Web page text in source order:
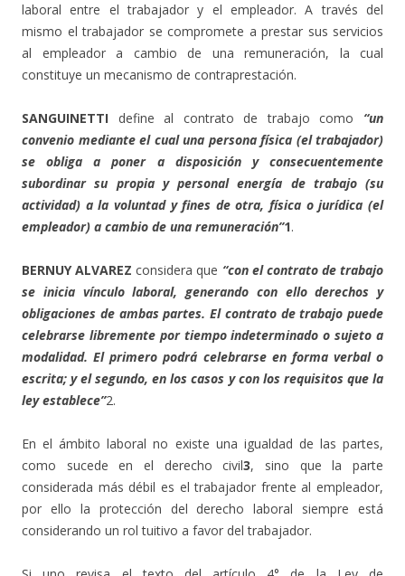
laboral entre el trabajador y el empleador. A través del
mismo el trabajador se compromete a prestar sus servicios
al empleador a cambio de una remuneración, la cual
constituye un mecanismo de contraprestación.
SANGUINETTI define al contrato de trabajo como “un
convenio mediante el cual una persona física (el trabajador)
se obliga a poner a disposición y consecuentemente
subordinar su propia y personal energía de trabajo (su
actividad) a la voluntad y fines de otra, física o jurídica (el
empleador) a cambio de una remuneración”1.
BERNUY ALVAREZ considera que “con el contrato de trabajo
se inicia vínculo laboral, generando con ello derechos y
obligaciones de ambas partes. El contrato de trabajo puede
celebrarse libremente por tiempo indeterminado o sujeto a
modalidad. El primero podrá celebrarse en forma verbal o
escrita; y el segundo, en los casos y con los requisitos que la
ley establece”2.
En el ámbito laboral no existe una igualdad de las partes,
como sucede en el derecho civil3, sino que la parte
considerada más débil es el trabajador frente al empleador,
por ello la protección del derecho laboral siempre está
considerando un rol tuitivo a favor del trabajador.